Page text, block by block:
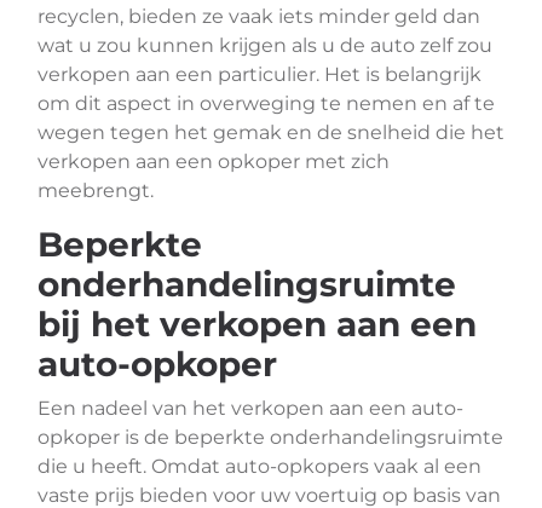
recyclen, bieden ze vaak iets minder geld dan
wat u zou kunnen krijgen als u de auto zelf zou
verkopen aan een particulier. Het is belangrijk
om dit aspect in overweging te nemen en af te
wegen tegen het gemak en de snelheid die het
verkopen aan een opkoper met zich
meebrengt.
Beperkte
onderhandelingsruimte
bij het verkopen aan een
auto-opkoper
Een nadeel van het verkopen aan een auto-
opkoper is de beperkte onderhandelingsruimte
die u heeft. Omdat auto-opkopers vaak al een
vaste prijs bieden voor uw voertuig op basis van